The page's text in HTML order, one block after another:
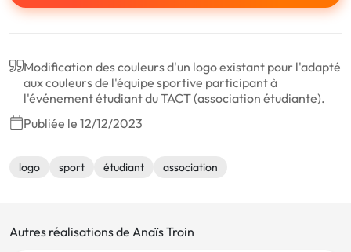
Modification des couleurs d'un logo existant pour l'adapté
aux couleurs de l'équipe sportive participant à
l'événement étudiant du TACT (association étudiante).
Publiée le 12/12/2023
logo sport étudiant association
Autres réalisations de Anaïs Troin